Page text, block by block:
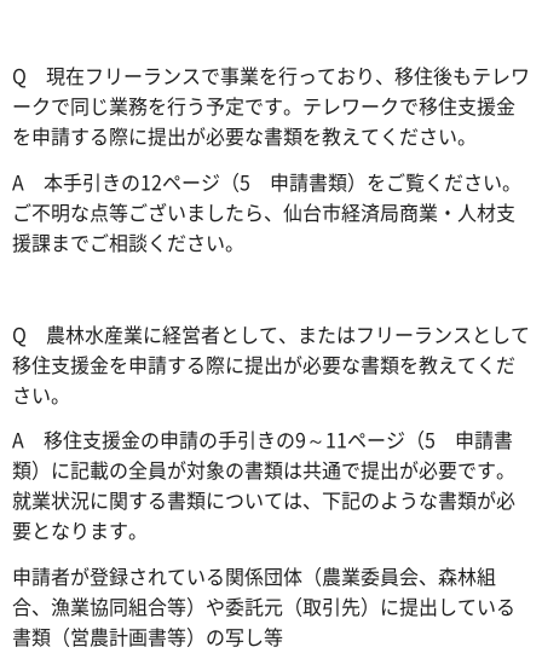
Q 現在フリーランスで事業を行っており、移住後もテレワ
ークで同じ業務を行う予定です。テレワークで移住支援金
を申請する際に提出が必要な書類を教えてください。
A 本手引きの12ページ（5 申請書類）をご覧ください。
ご不明な点等ございましたら、仙台市経済局商業・人材支
援課までご相談ください。
Q 農林水産業に経営者として、またはフリーランスとして
移住支援金を申請する際に提出が必要な書類を教えてくだ
さい。
A 移住支援金の申請の手引きの9～11ページ（5 申請書
類）に記載の全員が対象の書類は共通で提出が必要です。
就業状況に関する書類については、下記のような書類が必
要となります。
申請者が登録されている関係団体（農業委員会、森林組
合、漁業協同組合等）や委託元（取引先）に提出している
書類（営農計画書等）の写し等